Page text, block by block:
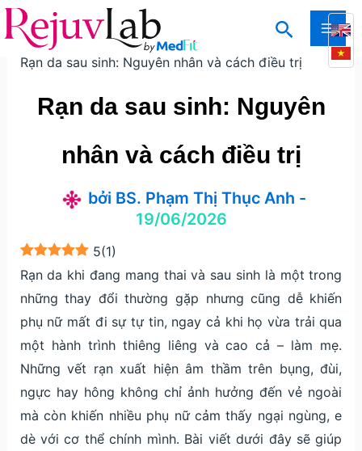
Nhảy
tới
Tìm
kiếm
Trang chủ Kiến thức
Kiến thức thẩm mỹ da
Rạn da sau sinh: Nguyên nhân và cách điều trị
Rạn da sau sinh: Nguyên
nhân và cách điều trị
bởi BS. Phạm Thị Thục Anh -
19/06/2026
5(1)
Rạn da khi đang mang thai và sau sinh là một trong
những thay đổi thường gặp nhưng cũng dễ khiến
phụ nữ mất đi sự tự tin, ngay cả khi họ vừa trải qua
một hành trình thiêng liêng và cao cả – làm mẹ.
Những vết rạn xuất hiện âm thầm trên bụng, đùi,
ngực hay hông không chỉ ảnh hưởng đến vẻ ngoài
mà còn khiến nhiều phụ nữ cảm thấy ngại ngùng, e
dè với cơ thể chính mình. Bài viết dưới đây sẽ giúp